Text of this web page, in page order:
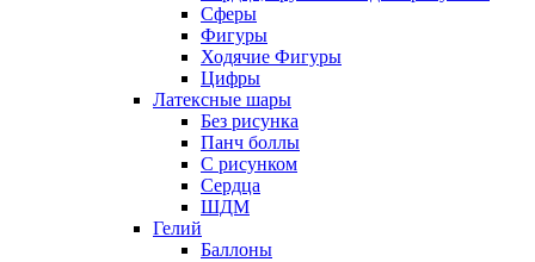
Сферы
Фигуры
Ходячие Фигуры
Цифры
Латексные шары
Без рисунка
Панч боллы
С рисунком
Сердца
ШДМ
Гелий
Баллоны